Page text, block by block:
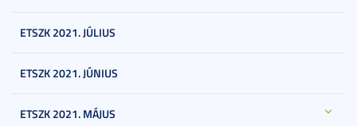
ETSZK 2021. JÚLIUS
ETSZK 2021. JÚNIUS
ETSZK 2021. MÁJUS